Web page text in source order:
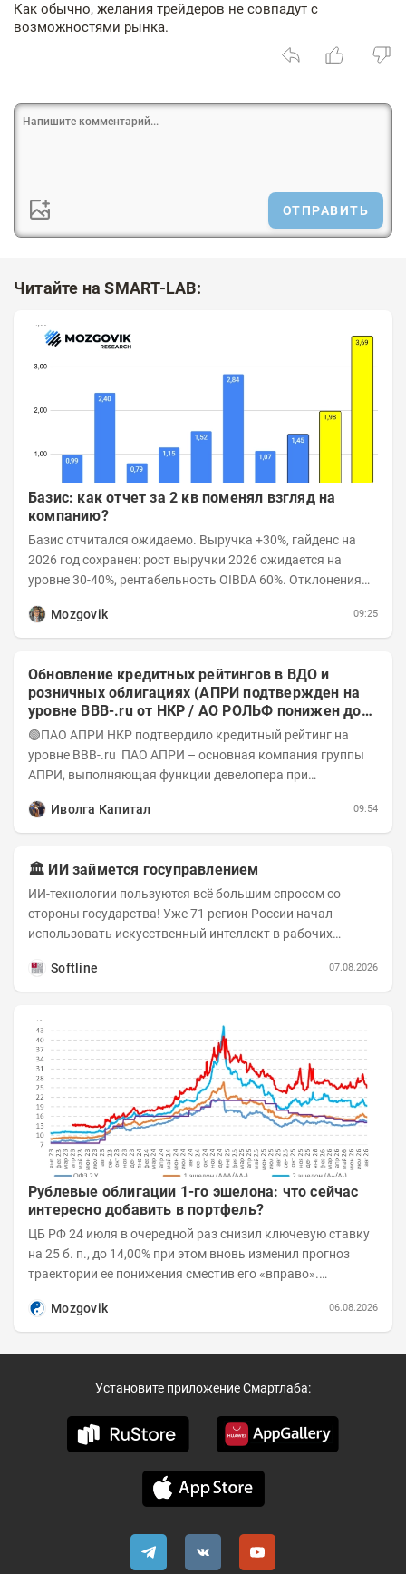
Как обычно, желания трейдеров не совпадут с
возможностями рынка.
ОТПРАВИТЬ
Читайте на SMART-LAB:
Базис: как отчет за 2 кв поменял взгляд на
компанию?
Базис отчитался ожидаемо. Выручка +30%, гайденс на
2026 год сохранен: рост выручки 2026 ожидается на
уровне 30-40%, рентабельность OIBDA 60%. Отклонения
Mozgovik
09:25
Обновление кредитных рейтингов в ВДО и
розничных облигациях (АПРИ подтвержден на
уровне BBB-.ru от НКР / АО РОЛЬФ понижен до
А-(RU) / Элит Строй присвоен на уровне BBB.ru)
🟢ПАО АПРИ НКР подтвердило кредитный рейтинг на
уровне BBB-.ru ПАО АПРИ – основная компания группы
АПРИ, выполняющая функции девелопера при
Иволга Капитал
09:54
🏛️ ИИ займется госуправлением
ИИ-технологии пользуются всё большим спросом со
стороны государства! Уже 71 регион России начал
использовать искусственный интеллект в рабочих
Softline
07.08.2026
Рублевые облигации 1-го эшелона: что сейчас
интересно добавить в портфель?
ЦБ РФ 24 июля в очередной раз снизил ключевую ставку
на 25 б. п., до 14,00% при этом вновь изменил прогноз
траектории ее понижения сместив его «вправо».
Mozgovik
06.08.2026
Установите приложение Смартлаба: